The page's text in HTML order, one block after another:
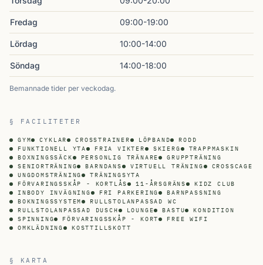
Fredag 09:00-19:00
Lördag 10:00-14:00
Söndag 14:00-18:00
Bemannade tider per veckodag.
§ FACILITETER
GYM CYKLAR CROSSTRAINER LÖPBAND
RODD
FUNKTIONELL YTA
FRIA VIKTER SKIERG
TRAPPMASKIN
BOXNINGSSÄCK
PERSONLIG TRÄNARE
GRUPPTRÄNING
SENIORTRÄNING
BARNDANS VIRTUELL TRÄNING
CROSSCAGE
UNGDOMSTRÄNING
TRÄNINGSYTA
FÖRVARINGSSKÅP - KORTLÅS
11-ÅRSGRÄNS
KIDZ CLUB
INBODY INVÄGNING
FRI PARKERING
BARNPASSNING
BOKNINGSSYSTEM
RULLSTOLANPASSAD WC
RULLSTOLANPASSAD DUSCH
LOUNGE BASTU
KONDITION
SPINNING
FÖRVARINGSSKÅP - KORT
FREE WIFI
OMKLÄDNING
KOSTTILLSKOTT
§ KARTA